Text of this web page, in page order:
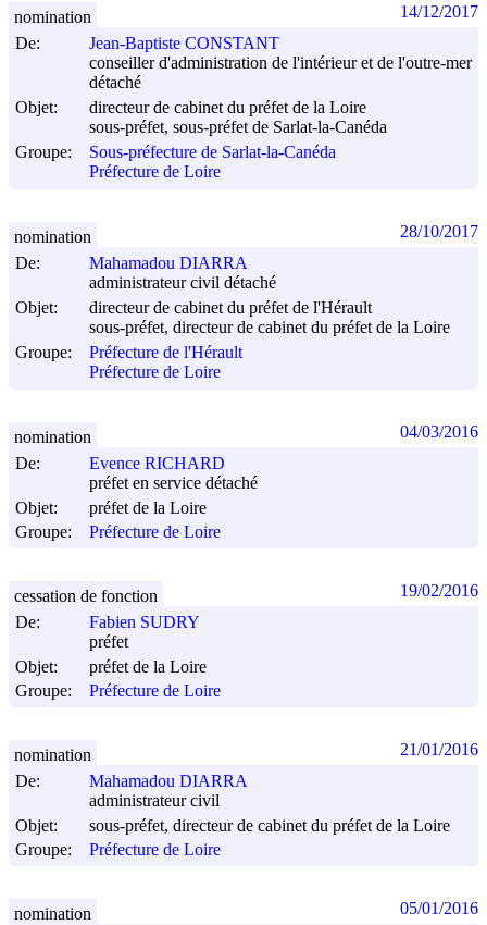
De:
Jean-Baptiste CONSTANT
conseiller d'administration de l'intérieur et de l'outre-mer
détaché
Objet:
directeur de cabinet du préfet de la Loire
sous-préfet, sous-préfet de Sarlat-la-Canéda
Groupe:
Sous-préfecture de Sarlat-la-Canéda
Préfecture de Loire
nomination 14/12/2017
De:
Mahamadou DIARRA
administrateur civil détaché
Objet:
directeur de cabinet du préfet de l'Hérault
sous-préfet, directeur de cabinet du préfet de la Loire
Groupe:
Préfecture de l'Hérault
Préfecture de Loire
nomination 28/10/2017
De:
Evence RICHARD
préfet en service détaché
Objet:
préfet de la Loire
Groupe:
Préfecture de Loire
nomination 04/03/2016
De:
Fabien SUDRY
préfet
Objet:
préfet de la Loire
Groupe:
Préfecture de Loire
cessation de fonction 19/02/2016
De:
Mahamadou DIARRA
administrateur civil
Objet:
sous-préfet, directeur de cabinet du préfet de la Loire
Groupe:
Préfecture de Loire
nomination 21/01/2016
nomination 05/01/2016